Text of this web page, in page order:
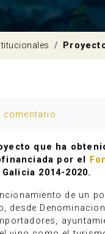
comentario
que ha
por el
2014-2020.
de un
desde